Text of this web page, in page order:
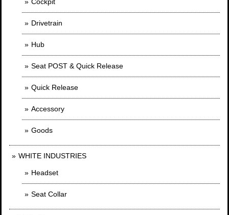
Cockpit
Drivetrain
Hub
Seat POST & Quick Release
Quick Release
Accessory
Goods
WHITE INDUSTRIES
Headset
Seat Collar